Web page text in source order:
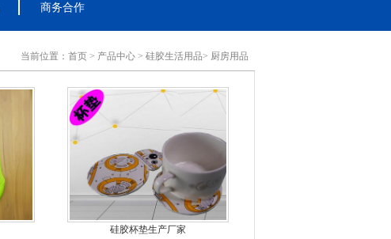
商务合作
当前位置： 首页 > 产品中心 > 硅胶生活用品> 厨房用品
硅胶杯垫生产厂家